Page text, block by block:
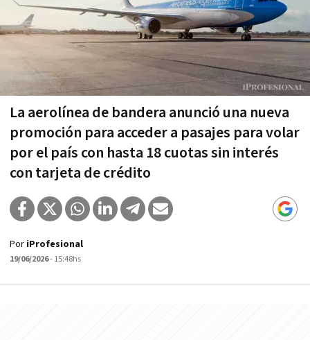
La aerolínea de bandera anunció una nueva
promoción para acceder a pasajes para volar
por el país con hasta 18 cuotas sin interés
con tarjeta de crédito
Por iProfesional
19/06/2026- 15:48hs